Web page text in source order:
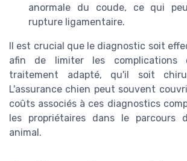
anormale du coude, ce qui
rupture ligamentaire.
Il est crucial que le diagnostic soit
afin de limiter les complications
traitement adapté, qu'il soit
L'assurance chien peut souvent
coûts associés à ces diagnostics
les propriétaires dans le parcours
animal.